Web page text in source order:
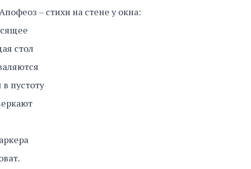
– стихи на стене у окна:
стол
пустоту